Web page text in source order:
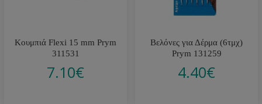
Κουμπιά Flexi 15 mm Prym
311531
7.10€
Βελόνες για Δέρμα (6τμχ)
Prym 131259
4.40€